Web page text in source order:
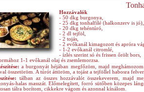
Hozzávalók
- 50 dkg burgonya,
- 25 dkg tonhalfilé (halkonzerv is jó),
- 20 dkg tehéntúró,
- 2 dl tejföl,
- 2 tojás,
- 2 evőkanál kimagozott és apróra
- 1-2 evőkanál citromlé,
- ízlés szerint só és frissen őrölt bors,
1-1 evőkanál olaj és zsemlemorzsa.
a burgonyát héjában megfőzöm, majd
összetöröm. A túrót áttöröm, a tojást a tejföllel habosra
tálban az összes hozzávalót összekeverem, majd
halas masszát. Előmelegített, forró sütőben közepes
tálra borítom, cikkekre vágom és azonnal kínálom.